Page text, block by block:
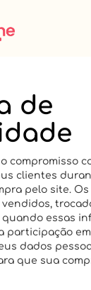
de
compromisso
clientes
pelo site.
essas
participação
dados
que sua